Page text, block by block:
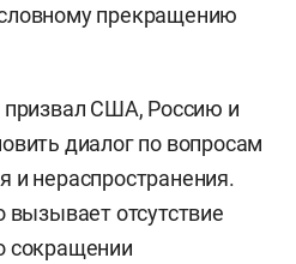
прекращению
призвал США, Россию и
диалог по вопросам
и нераспространения.
вызывает отсутствие
сокращении